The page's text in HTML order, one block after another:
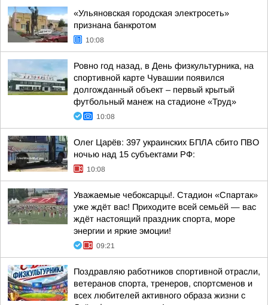
«Ульяновская городская электросеть»
признана банкротом
10:08
Ровно год назад, в День физкультурника, на
спортивной карте Чувашии появился
долгожданный объект – первый крытый
футбольный манеж на стадионе «Труд»
10:08
Олег Царёв: 397 украинских БПЛА сбито ПВО
ночью над 15 субъектами РФ:
10:08
Уважаемые чебоксарцы!. Стадион «Спартак»
уже ждёт вас! Приходите всей семьёй — вас
ждёт настоящий праздник спорта, море
энергии и яркие эмоции!
09:21
Поздравляю работников спортивной отрасли,
ветеранов спорта, тренеров, спортсменов и
всех любителей активного образа жизни с